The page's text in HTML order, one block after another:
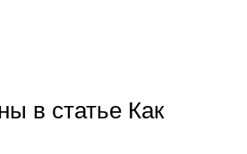
в статье Как